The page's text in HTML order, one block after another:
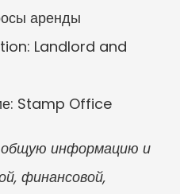
аренды
Landlord and
Stamp Office
информацию и
финансовой,